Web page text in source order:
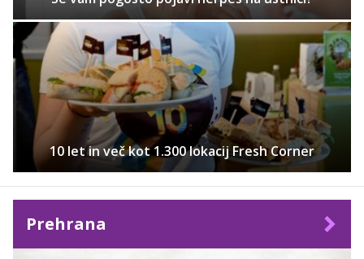
10 let in več kot 1.300 lokacij Fresh Corner
Prehrana